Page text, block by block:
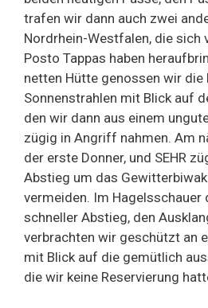
trafen wir dann auch zwei
Nordrhein-Westfalen, die sich
Posto Tappas haben
netten Hütte genossen wir die
Sonnenstrahlen mit Blick auf
den wir dann aus einem
zügig in Angriff nahmen. Am
der erste Donner, und SEHR
Abstieg um das
vermeiden. Im Hagelsschauer
schneller Abstieg, den
verbrachten wir geschützt an
mit Blick auf die gemütlich
die wir keine Reservierung